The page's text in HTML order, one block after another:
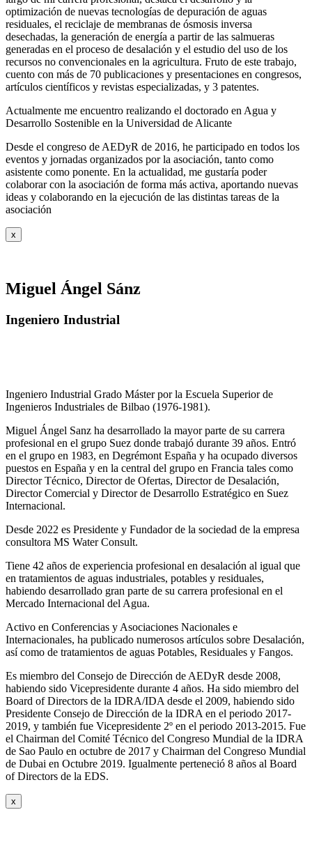
optimización de nuevas tecnologías de depuración de aguas
residuales, el reciclaje de membranas de ósmosis inversa
desechadas, la generación de energía a partir de las salmueras
generadas en el proceso de desalación y el estudio del uso de los
recursos no convencionales en la agricultura. Fruto de este trabajo,
cuento con más de 70 publicaciones y presentaciones en congresos,
artículos científicos y revistas especializadas, y 3 patentes.
Actualmente me encuentro realizando el doctorado en Agua y
Desarrollo Sostenible en la Universidad de Alicante
Desde el congreso de AEDyR de 2016, he participado en todos los
eventos y jornadas organizados por la asociación, tanto como
asistente como ponente. En la actualidad, me gustaría poder
colaborar con la asociación de forma más activa, aportando nuevas
ideas y colaborando en la ejecución de las distintas tareas de la
asociación
x
Miguel Ángel Sánz
Ingeniero Industrial
Ingeniero Industrial Grado Máster por la Escuela Superior de
Ingenieros Industriales de Bilbao (1976-1981).
Miguel Ángel Sanz ha desarrollado la mayor parte de su carrera
profesional en el grupo Suez donde trabajó durante 39 años. Entró
en el grupo en 1983, en Degrémont España y ha ocupado diversos
puestos en España y en la central del grupo en Francia tales como
Director Técnico, Director de Ofertas, Director de Desalación,
Director Comercial y Director de Desarrollo Estratégico en Suez
Internacional.
Desde 2022 es Presidente y Fundador de la sociedad de la empresa
consultora MS Water Consult.
Tiene 42 años de experiencia profesional en desalación al igual que
en tratamientos de aguas industriales, potables y residuales,
habiendo desarrollado gran parte de su carrera profesional en el
Mercado Internacional del Agua.
Activo en Conferencias y Asociaciones Nacionales e
Internacionales, ha publicado numerosos artículos sobre Desalación,
así como de tratamientos de aguas Potables, Residuales y Fangos.
Es miembro del Consejo de Dirección de AEDyR desde 2008,
habiendo sido Vicepresidente durante 4 años. Ha sido miembro del
Board of Directors de la IDRA/IDA desde el 2009, habiendo sido
Presidente Consejo de Dirección de la IDRA en el periodo 2017-
2019, y también fue Vicepresidente 2º en el periodo 2013-2015. Fue
el Chairman del Comité Técnico del Congreso Mundial de la IDRA
de Sao Paulo en octubre de 2017 y Chairman del Congreso Mundial
de Dubai en Octubre 2019. Igualmente perteneció 8 años al Board
of Directors de la EDS.
x